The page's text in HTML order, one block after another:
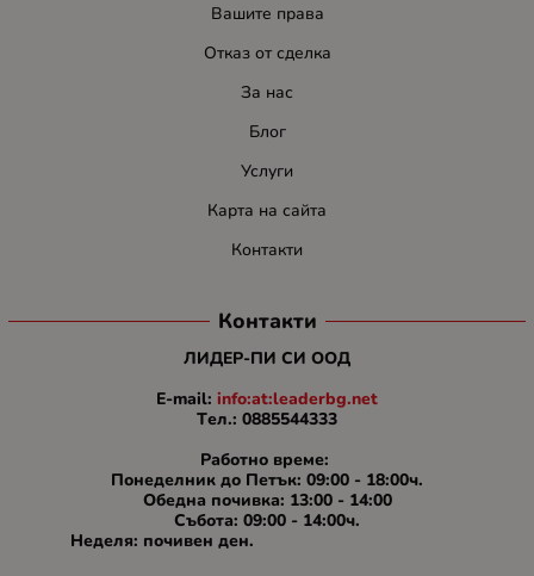
Вашите права
Отказ от сделка
За нас
Блог
Услуги
Карта на сайта
Контакти
Контакти
ЛИДЕР-ПИ СИ ООД
E-mail: info:at:leaderbg.net
Tел.: 0885544333
Работно време:
Понеделник до Петък: 09:00 - 18:00ч.
Обедна почивка: 13:00 - 14:00
Събота: 09:00 - 14:00ч.
Неделя: почивен ден.